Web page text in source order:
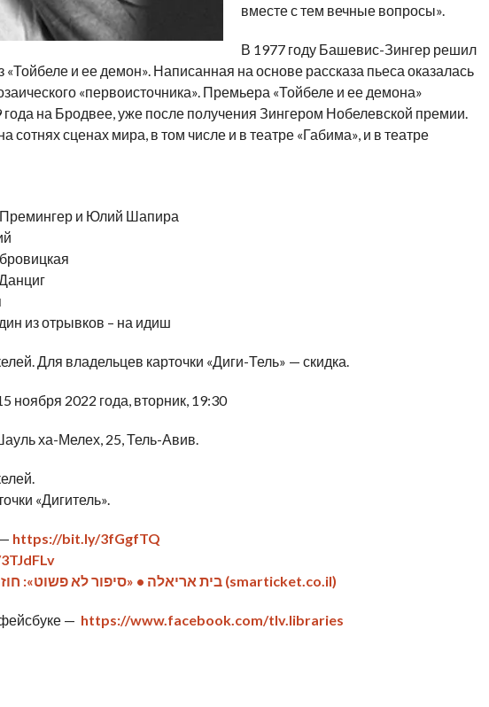
вместе с тем вечные вопросы».
В 1977 году Башевис-Зингер решил
«Тойбеле и ее демон». Написанная на основе рассказа пьеса оказалась
«первоисточника». Премьера «Тойбеле и ее демона»
года на Бродвее, уже после получения Зингером Нобелевской премии.
сотнях сценах мира, в том числе и в театре «Габима», и в театре
и Юлий Шапира
из отрывков – на идиш
Для владельцев карточки «Диги-Тель» — скидка.
ноября 2022 года, вторник, 19:30
ха-Мелех, 25, Тель-Авив.
«Дигитель».
https://bit.ly/3fGgfTQ
בית אריאלה • «סיפור לא פשוט»: חוזרים לבשביס זינגר • 2022-3 (smarticket.co.il)
— https://www.facebook.com/tlv.libraries